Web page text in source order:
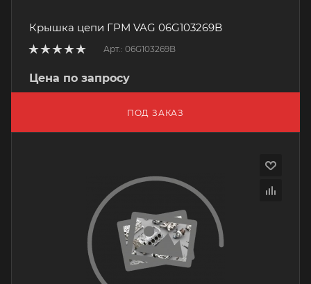
Крышка цепи ГРМ VAG 06G103269B
Арт.: 06G103269B
Цена по запросу
ПОД ЗАКАЗ